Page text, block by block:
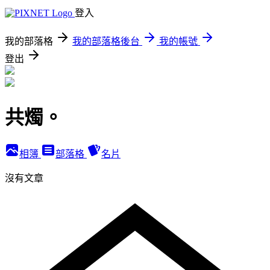
登入
我的部落格 我的部落格後台
我的帳號
登出
共燭。
相簿 部落格 名片
沒有文章